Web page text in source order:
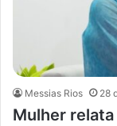
Messias Rios 28
Mulher